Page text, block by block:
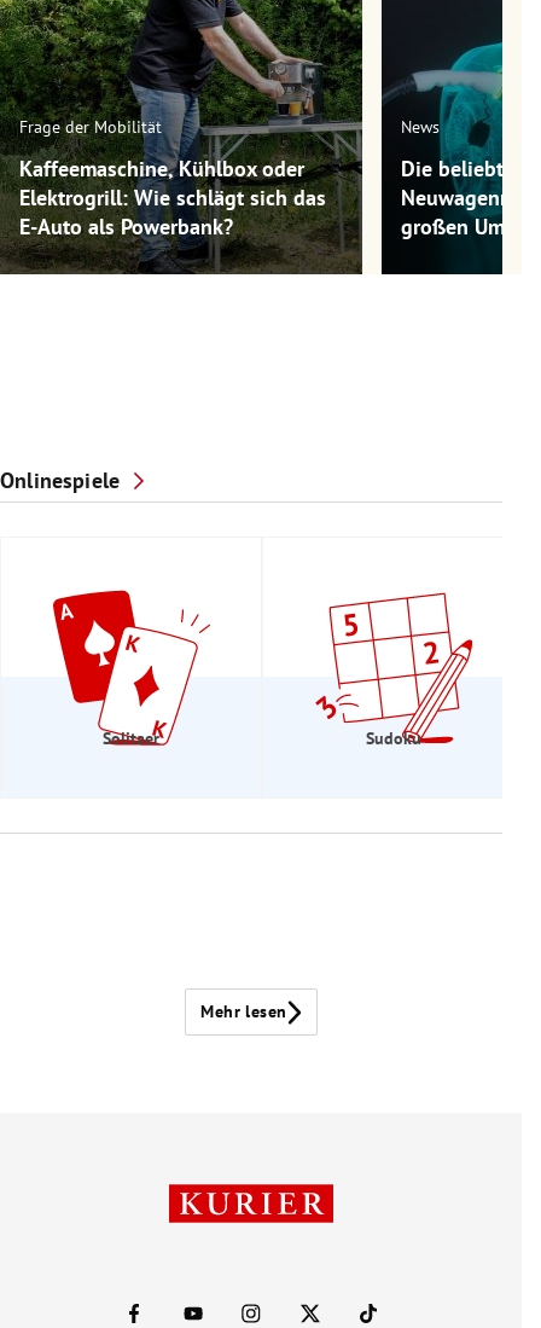
Frage der Mobilität
Kaffeemaschine, Kühlbox oder
Elektrogrill: Wie schlägt sich das
E-Auto als Powerbank?
News
Die
großen
Onlinespiele
Solitaer Sudoku
Mehr lesen